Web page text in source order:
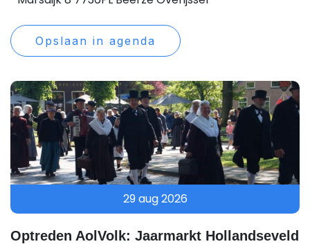
Opslaan in agenda
29 aug 2026
Optreden AolVolk: Jaarmarkt Hollandseveld